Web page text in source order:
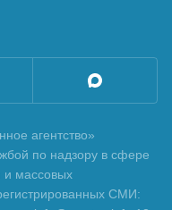
агентство»
по надзору в сфере
и массовых
СМИ: